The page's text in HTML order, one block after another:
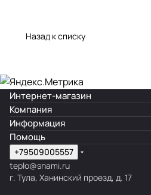
Назад к списку
Интернет-магазин
Компания
Информация
Помощь
+79509005557
teplo@snami.ru
г. Тула, Ханинский проезд, д. 17